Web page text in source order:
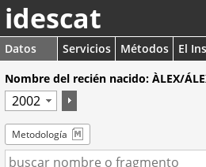
idescat
Datos Servicios Métodos
El
Nombre del recién nacido: ÀLEX/
Metodología